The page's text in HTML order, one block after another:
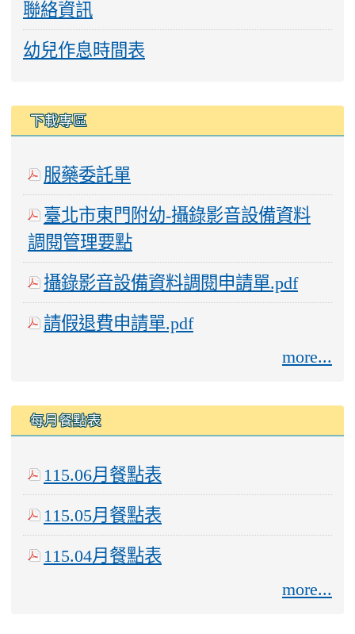
聯絡資訊
幼兒作息時間表
下載專區
服藥委託單
臺北市東門附幼-攝錄影音設備資料
調閱管理要點
攝錄影音設備資料調閱申請單.pdf
請假退費申請單.pdf
more...
每月餐點表
115.06月餐點表
115.05月餐點表
115.04月餐點表
more...